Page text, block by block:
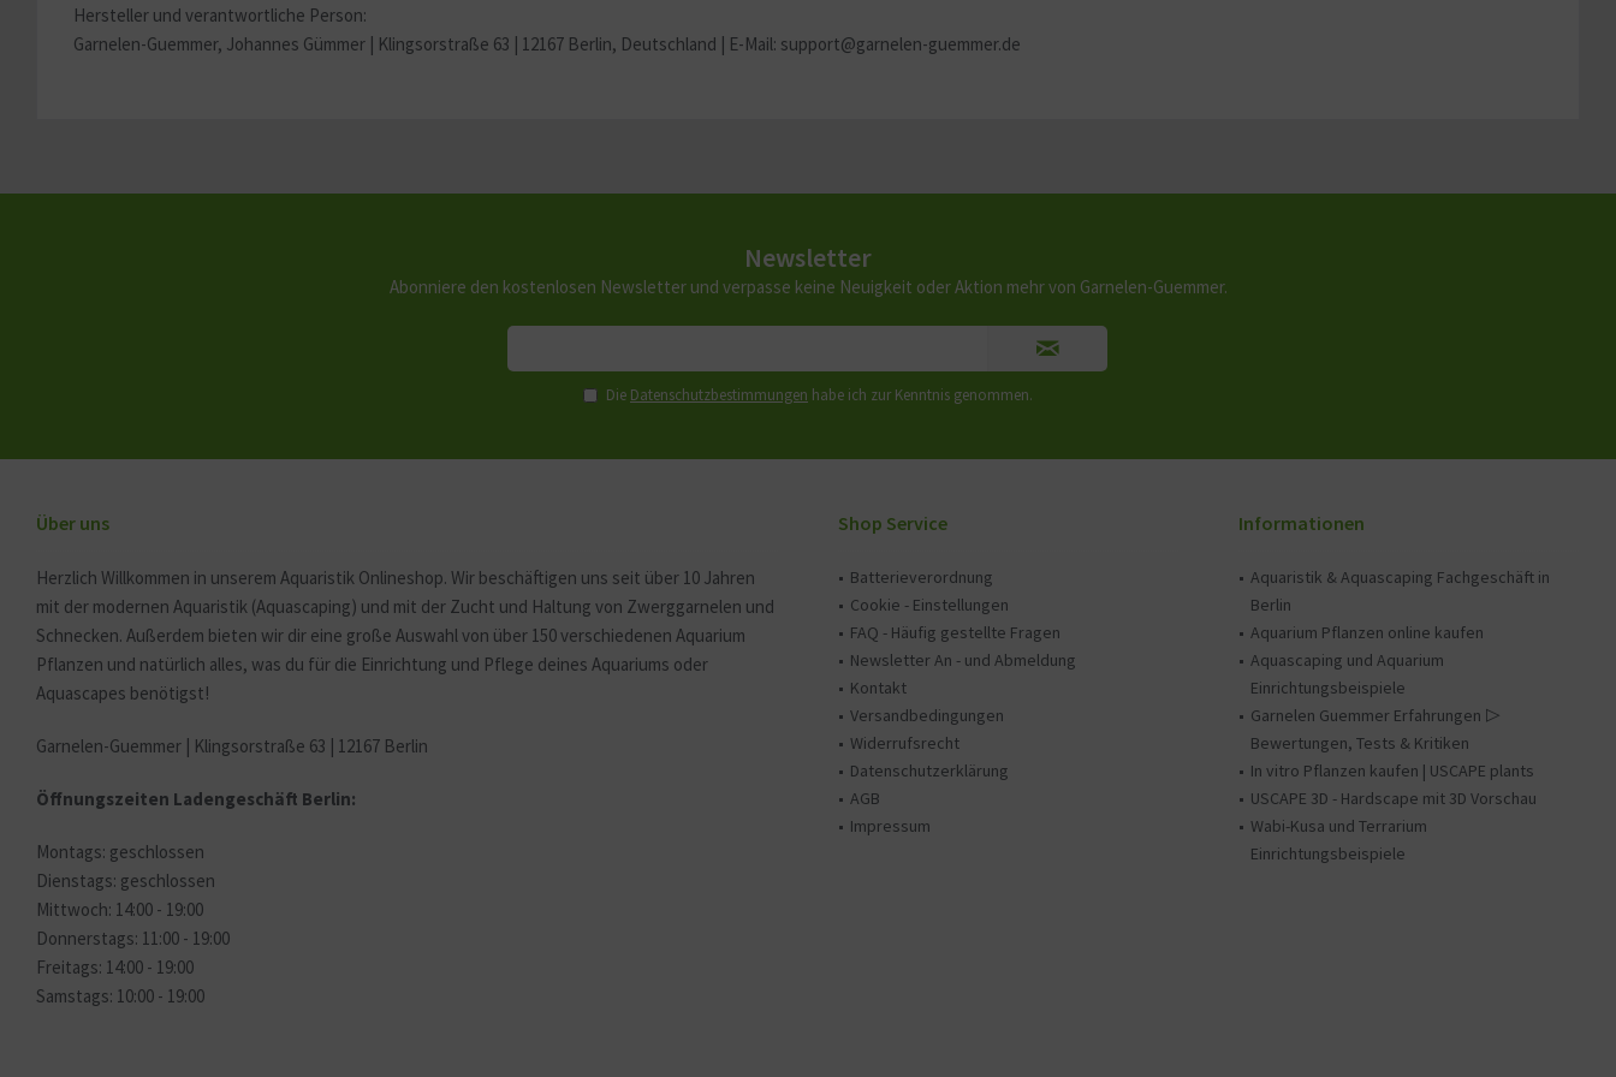
Hersteller und verantwortliche Person:
Garnelen-Guemmer, Johannes Gümmer | Klingsorstraße 63 | 12167 Berlin, Deutschland | E-Mail: support@garnelen-guemmer.de
Newsletter
Abonniere den kostenlosen Newsletter und verpasse keine Neuigkeit oder Aktion mehr von Garnelen-Guemmer.
Die Datenschutzbestimmungen habe ich zur Kenntnis genommen.
Über uns
Herzlich Willkommen in unserem Aquaristik Onlineshop. Wir beschäftigen uns seit über 10 Jahren
mit der modernen Aquaristik (Aquascaping) und mit der Zucht und Haltung von Zwerggarnelen und
Schnecken. Außerdem bieten wir dir eine große Auswahl von über 150 verschiedenen Aquarium
Pflanzen und natürlich alles, was du für die Einrichtung und Pflege deines Aquariums oder
Aquascapes benötigst!
Garnelen-Guemmer | Klingsorstraße 63 | 12167 Berlin
Öffnungszeiten Ladengeschäft Berlin:
Montags: geschlossen
Dienstags: geschlossen
Mittwoch: 14:00 - 19:00
Donnerstags: 11:00 - 19:00
Freitags: 14:00 - 19:00
Samstags: 10:00 - 19:00
Shop Service
Batterieverordnung
Cookie - Einstellungen
FAQ - Häufig gestellte Fragen
Newsletter An - und Abmeldung
Kontakt
Versandbedingungen
Widerrufsrecht
Datenschutzerklärung
AGB
Impressum
Informationen
Aquaristik & Aquascaping Fachgeschäft in
Berlin
Aquarium Pflanzen online kaufen
Aquascaping und Aquarium
Einrichtungsbeispiele
Garnelen Guemmer Erfahrungen ▷
Bewertungen, Tests & Kritiken
In vitro Pflanzen kaufen | USCAPE plants
USCAPE 3D - Hardscape mit 3D Vorschau
Wabi-Kusa und Terrarium
Einrichtungsbeispiele